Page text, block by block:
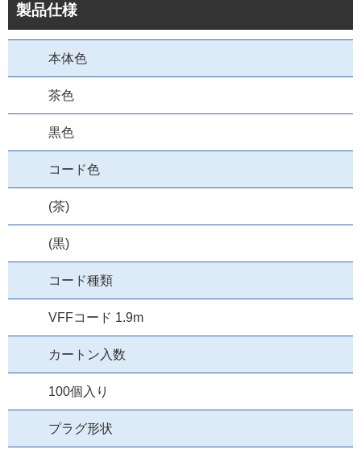
製品仕様
本体色
茶色
黒色
コード色
(茶)
(黒)
コード種類
VFFコード 1.9m
カートン入数
100個入り
プラグ形状